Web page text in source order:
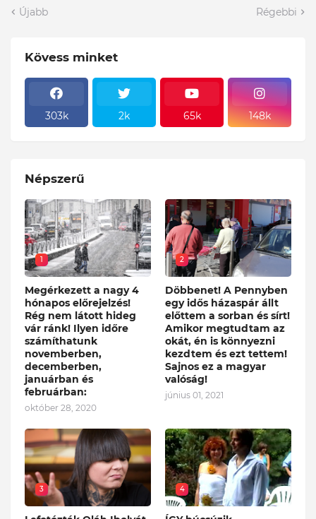
Újabb Régebbi
Kövess minket
303k 2k 65k 148k
Népszerű
1
Megérkezett a nagy 4
hónapos előrejelzés!
Rég nem látott hideg
vár ránk! Ilyen időre
számíthatunk
novemberben,
decemberben,
januárban és
februárban:
október 28, 2020
2
Döbbenet! A Pennyben
egy idős házaspár állt
előttem a sorban és sírt!
Amikor megtudtam az
okát, én is könnyezni
kezdtem és ezt tettem!
Sajnos ez a magyar
valóság!
június 01, 2021
3 4